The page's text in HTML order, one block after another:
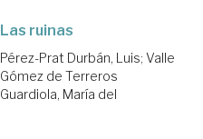
Las ruinas
Pérez-Prat Durbán, Luis; Valle
Gómez de Terreros
Guardiola, María del